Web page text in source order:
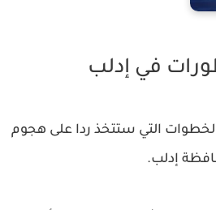
في إدلب
الخطوات التي ستتخذ ردا على هجوم
إدلب.